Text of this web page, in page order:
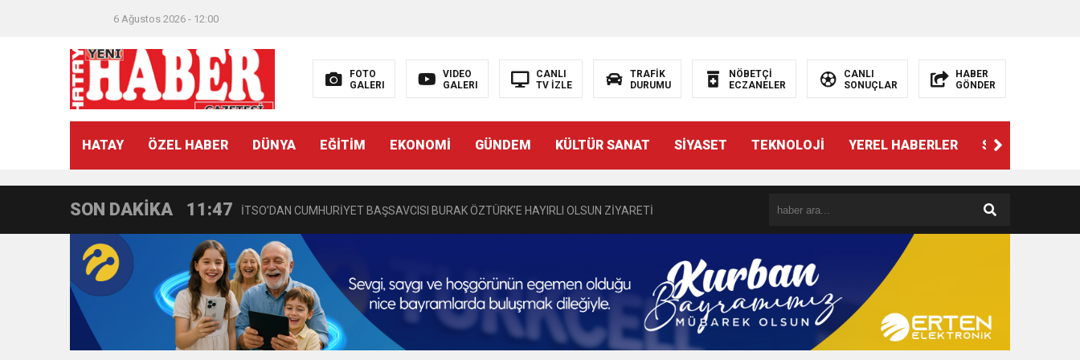
6 Ağustos 2026 - 12:00
FOTO
GALERI
VIDEO
GALERI
CANLI
TV İZLE
TRAFİK
DURUMU
NÖBETÇİ
ECZANELER
CANLI
SONUÇLAR
HABER
GÖNDER
HATAY ÖZEL HABER DÜNYA EĞİTİM EKONOMİ GÜNDEM KÜLTÜR SANAT SİYASET TEKNOLOJİ YEREL HABERLER SPOR
SON DAKİKA
21:40
11:47 İTSO’DAN CUMHURİYET BAŞSAVCISI BURAK ÖZTÜRK’E HAYIRLI OLSUN ZİYARETİ
18:55 İNCE’NİN CHP’DE KALMASININ PERDE ARKASI: GÖRÜNENDEN DAHA FAZLASI MI VAR?
11:57 IŞIL Eczanesi Görkemli Bir Törenle Hizmete Açıldı
21:40